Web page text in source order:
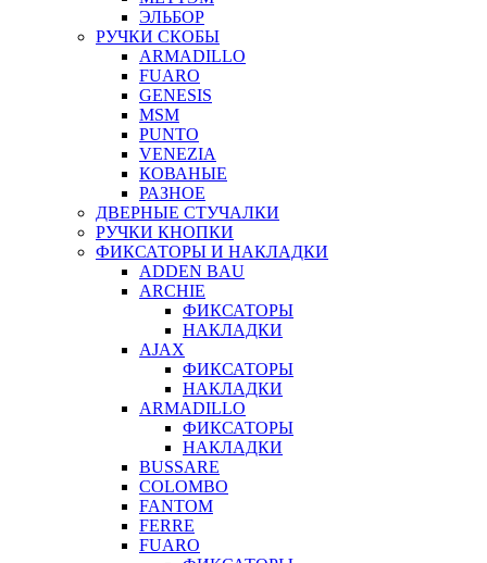
ЭЛЬБОР
РУЧКИ СКОБЫ
ARMADILLO
FUARO
GENESIS
MSM
PUNTO
VENEZIA
КОВАНЫЕ
РАЗНОЕ
ДВЕРНЫЕ СТУЧАЛКИ
РУЧКИ КНОПКИ
ФИКСАТОРЫ И НАКЛАДКИ
ADDEN BAU
ARCHIE
ФИКСАТОРЫ
НАКЛАДКИ
AJAX
ФИКСАТОРЫ
НАКЛАДКИ
ARMADILLO
ФИКСАТОРЫ
НАКЛАДКИ
BUSSARE
COLOMBO
FANTOM
FERRE
FUARO